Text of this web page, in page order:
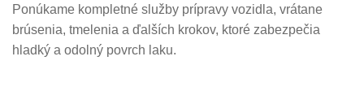
Ponúkame kompletné služby prípravy vozidla, vrátane
brúsenia, tmelenia a ďalších krokov, ktoré zabezpečia
hladký a odolný povrch laku.